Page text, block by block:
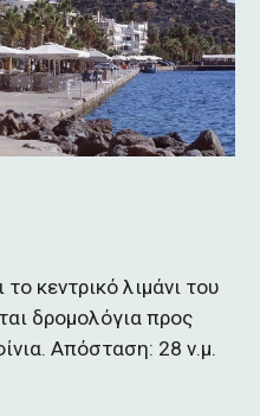
κεντρικό λιμάνι του
δρομολόγια προς
Απόσταση: 28 ν.μ.